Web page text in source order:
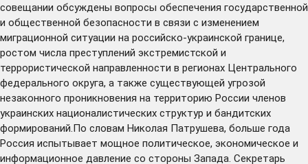
совещании обсуждены вопросы обеспечения государственной
и общественной безопасности в связи с изменением
миграционной ситуации на российско-украинской границе,
ростом числа преступлений экстремистской и
террористической направленности в регионах Центрального
федерального округа, а также существующей угрозой
незаконного проникновения на территорию России членов
украинских националистических структур и бандитских
формирований.По словам Николая Патрушева, больше года
Россия испытывает мощное политическое, экономическое и
информационное давление со стороны Запада. Секретарь